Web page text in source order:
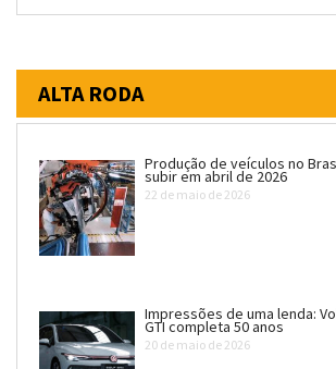
ALTA RODA
Produção de veículos no
subir em abril de 2026
22 de maio de 2026
Impressões de uma lenda:
GTI completa 50 anos
20 de maio de 2026